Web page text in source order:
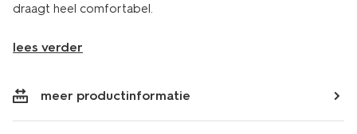
draagt heel comfortabel.
lees verder
meer productinformatie